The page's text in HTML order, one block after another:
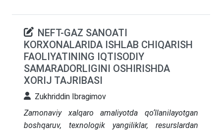
NEFT-GAZ SANOATI
KORXONALARIDA ISHLAB CHIQARISH
FAOLIYATINING IQTISODIY
SAMARADORLIGINI OSHIRISHDA
XORIJ TAJRIBASI
Zukhriddin Ibragimov
Zamonaviy xalqaro amaliyotda qo‘llanilayotgan
boshqaruv, texnologik yangiliklar, resurslardan